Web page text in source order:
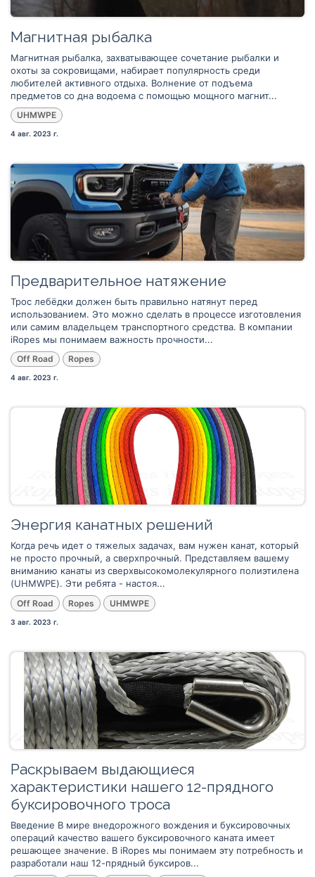
Магнитная рыбалка
Магнитная рыбалка, захватывающее сочетание рыбалки и
охоты за сокровищами, набирает популярность среди
любителей активного отдыха. Волнение от подъема
предметов со дна водоема с помощью мощного магнит...
UHMWPE
4 авг. 2023 г.
Предварительное натяжение
Трос лебёдки должен быть правильно натянут перед
использованием. Это можно сделать в процессе изготовления
или самим владельцем транспортного средства. В компании
iRopes мы понимаем важность прочности...
Off Road Ropes
4 авг. 2023 г.
Энергия канатных решений
Когда речь идет о тяжелых задачах, вам нужен канат, который
не просто прочный, а сверхпрочный. Представляем вашему
вниманию канаты из сверхвысокомолекулярного полиэтилена
(UHMWPE). Эти ребята - настоя...
Off Road Ropes UHMWPE
3 авг. 2023 г.
Раскрываем выдающиеся
характеристики нашего 12-прядного
буксировочного троса
Введение В мире внедорожного вождения и буксировочных
операций качество вашего буксировочного каната имеет
решающее значение. В iRopes мы понимаем эту потребность и
разработали наш 12-прядный буксиров...